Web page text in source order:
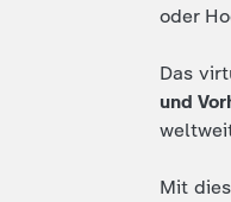
oder
Das
und
Mit